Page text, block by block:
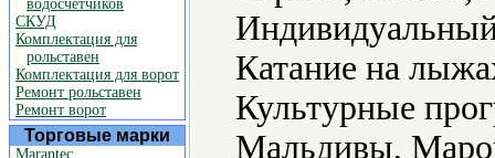
водосчетчиков
СКУД
Комплектация для
рольставен
Комплектация для ворот
Ремонт рольставен
Ремонт ворот
Торговые марки
Marantec
Катание на
Культурные
Мальдивы,